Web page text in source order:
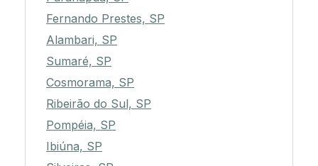
Fernando Prestes, SP
Alambari, SP
Sumaré, SP
Cosmorama, SP
Ribeirão do Sul, SP
Pompéia, SP
Ibiúna, SP